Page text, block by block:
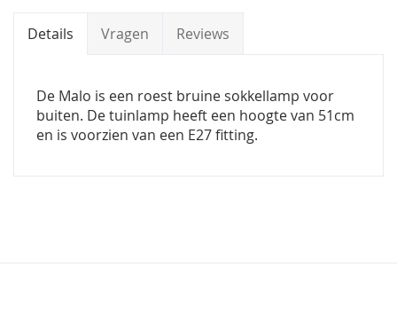
Details Vragen Reviews
De Malo is een roest bruine sokkellamp voor
buiten. De tuinlamp heeft een hoogte van 51cm
en is voorzien van een E27 fitting.